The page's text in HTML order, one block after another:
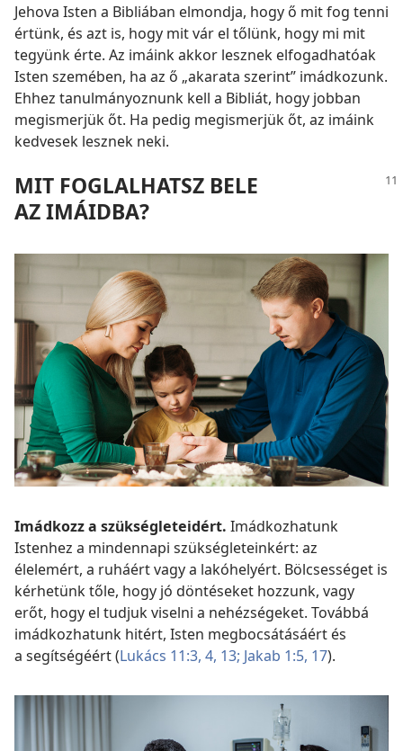
Jehova Isten a Bibliában elmondja, hogy ő mit fog tenni
értünk, és azt is, hogy mit vár el tőlünk, hogy mi mit
tegyünk érte. Az imáink akkor lesznek elfogadhatóak
Isten szemében, ha az ő „akarata szerint” imádkozunk.
Ehhez tanulmányoznunk kell a Bibliát, hogy jobban
megismerjük őt. Ha pedig megismerjük őt, az imáink
kedvesek lesznek neki.
MIT FOGLALHATSZ BELE
AZ IMÁIDBA?
Imádkozz a szükségleteidért. Imádkozhatunk
Istenhez a mindennapi szükségleteinkért: az
élelemért, a ruháért vagy a lakóhelyért. Bölcsességet is
kérhetünk tőle, hogy jó döntéseket hozzunk, vagy
erőt, hogy el tudjuk viselni a nehézségeket. Továbbá
imádkozhatunk hitért, Isten megbocsátásáért és
a segítségéért (Lukács 11:3, 4, 13; Jakab 1:5, 17).